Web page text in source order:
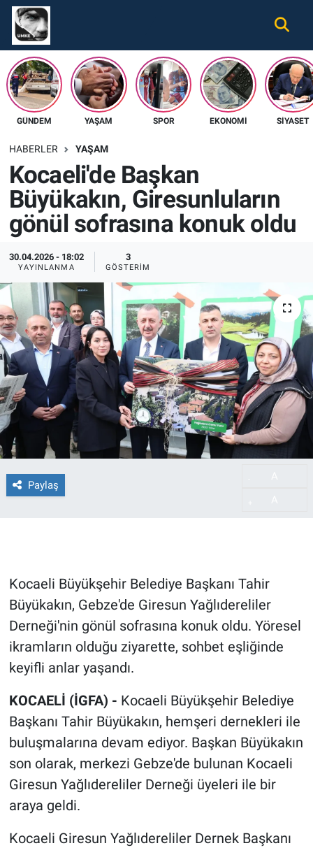
GÜNDEM YAŞAM SPOR EKONOMI SIYASET
HABERLER YAŞAM
Kocaeli'de Başkan
Büyükakın, Giresunluların
gönül sofrasına konuk oldu
30.04.2026 - 18:02
YAYINLANMA
3
GÖSTERIM
Paylaş
Kocaeli Büyükşehir Belediye Başkanı Tahir
Büyükakın, Gebze'de Giresun Yağlıdereliler
Derneği'nin gönül sofrasına konuk oldu. Yöresel
ikramların olduğu ziyarette, sohbet eşliğinde
keyifli anlar yaşandı.
KOCAELİ (İGFA) - Kocaeli Büyükşehir Belediye
Başkanı Tahir Büyükakın, hemşeri dernekleri ile
buluşmalarına devam ediyor. Başkan Büyükakın
son olarak, merkezi Gebze'de bulunan Kocaeli
Giresun Yağlıdereliler Derneği üyeleri ile bir
araya geldi.
Kocaeli Giresun Yağlıdereliler Dernek Başkanı
Gündem
Ekonomi
Spor
Tüm Haberler
İletişim
Künye
Nöbetçi Eczaneler
Hava Durumu
Namaz Vakitleri
Süper Lig Puan Durumu ve Fikstür
Tüm Manşetler
Son Dakika Haberleri
Haber Arşivi